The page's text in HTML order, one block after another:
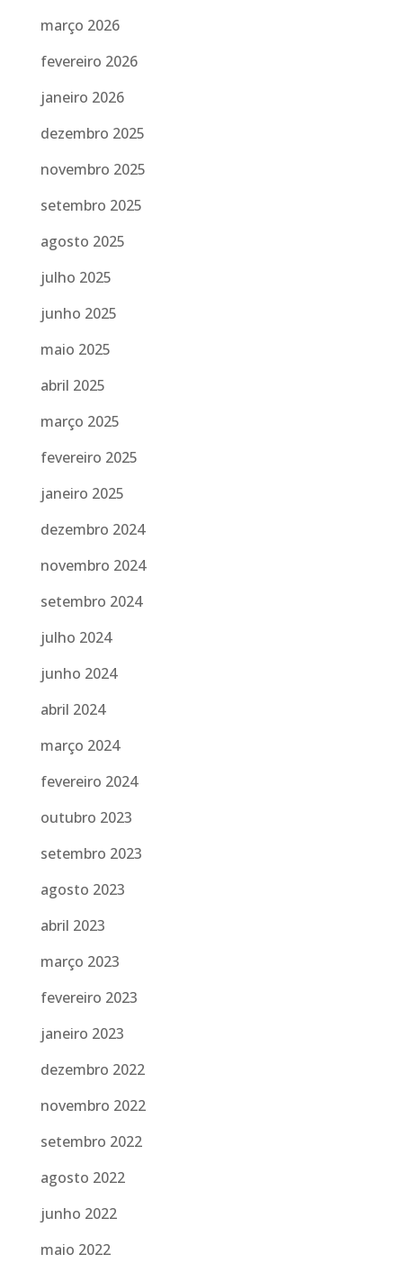
março 2026
fevereiro 2026
janeiro 2026
dezembro 2025
novembro 2025
setembro 2025
agosto 2025
julho 2025
junho 2025
maio 2025
abril 2025
março 2025
fevereiro 2025
janeiro 2025
dezembro 2024
novembro 2024
setembro 2024
julho 2024
junho 2024
abril 2024
março 2024
fevereiro 2024
outubro 2023
setembro 2023
agosto 2023
abril 2023
março 2023
fevereiro 2023
janeiro 2023
dezembro 2022
novembro 2022
setembro 2022
agosto 2022
junho 2022
maio 2022